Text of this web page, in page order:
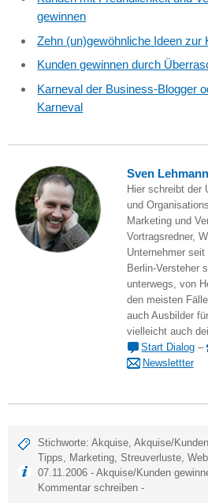
gewinnen
Zehn (un)gewöhnliche Ideen zur
Kunden gewinnen durch
Karneval der Business-Blogger
Karneval
Sven Lehmann
Hier schreibt der
und
Marketing und
Vortragsredner,
Unternehmer
Berlin-Versteher
unterwegs, von
den meisten
auch Ausbilder
vielleicht auch
Start Dialog –
Newslettter
Stichworte:Akquise,Akquise/
Tipps, Marketing,Streuverluste,
07.11.2006 -Akquise/Kunden
Kommentar schreiben -